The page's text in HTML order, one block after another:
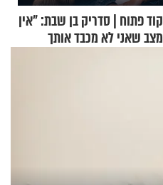
קוד פתוח | סדריק בן שבת: "אין
מצב שאני לא מכבד אותך